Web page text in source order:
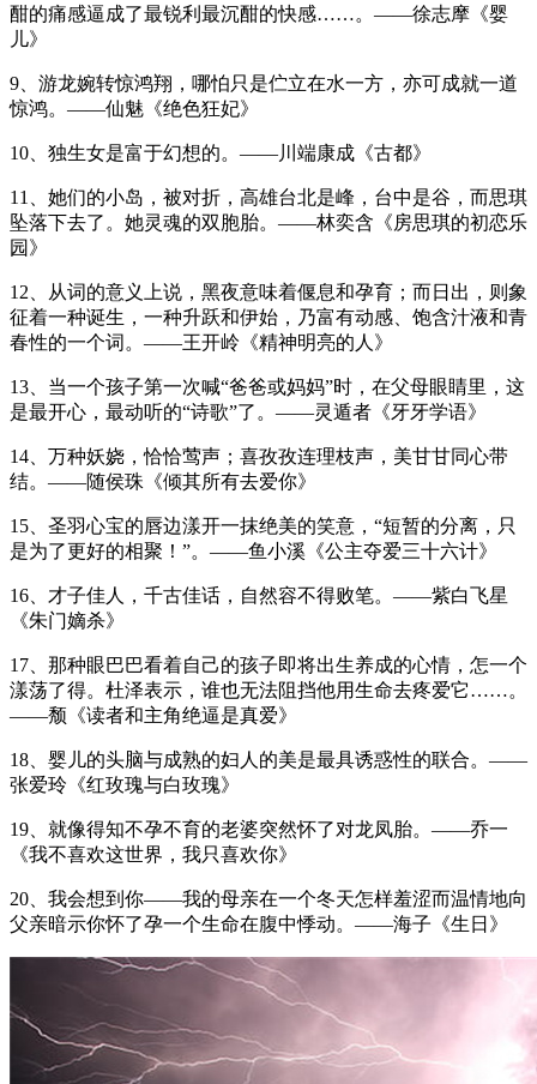
酣的痛感逼成了最锐利最沉酣的快感……。——徐志摩《婴
儿》
9、游龙婉转惊鸿翔，哪怕只是伫立在水一方，亦可成就一道
惊鸿。——仙魅《绝色狂妃》
10、独生女是富于幻想的。——川端康成《古都》
11、她们的小岛，被对折，高雄台北是峰，台中是谷，而思琪
坠落下去了。她灵魂的双胞胎。——林奕含《房思琪的初恋乐
园》
12、从词的意义上说，黑夜意味着偃息和孕育；而日出，则象
征着一种诞生，一种升跃和伊始，乃富有动感、饱含汁液和青
春性的一个词。——王开岭《精神明亮的人》
13、当一个孩子第一次喊“爸爸或妈妈”时，在父母眼睛里，这
是最开心，最动听的“诗歌”了。——灵遁者《牙牙学语》
14、万种妖娆，恰恰莺声；喜孜孜连理枝声，美甘甘同心带
结。——随侯珠《倾其所有去爱你》
15、圣羽心宝的唇边漾开一抹绝美的笑意，“短暂的分离，只
是为了更好的相聚！”。——鱼小溪《公主夺爱三十六计》
16、才子佳人，千古佳话，自然容不得败笔。——紫白飞星
《朱门嫡杀》
17、那种眼巴巴看着自己的孩子即将出生养成的心情，怎一个
漾荡了得。杜泽表示，谁也无法阻挡他用生命去疼爱它……。
——颓《读者和主角绝逼是真爱》
18、婴儿的头脑与成熟的妇人的美是最具诱惑性的联合。——
张爱玲《红玫瑰与白玫瑰》
19、就像得知不孕不育的老婆突然怀了对龙凤胎。——乔一
《我不喜欢这世界，我只喜欢你》
20、我会想到你——我的母亲在一个冬天怎样羞涩而温情地向
父亲暗示你怀了孕一个生命在腹中悸动。——海子《生日》